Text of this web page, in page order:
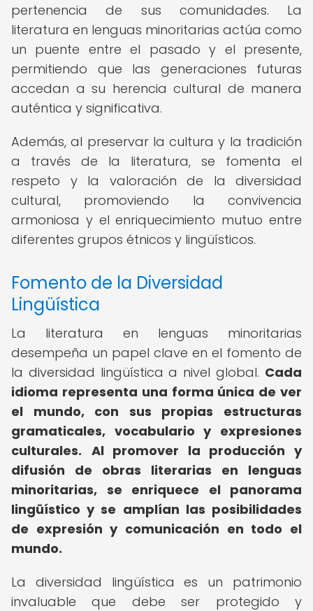
pertenencia de sus comunidades. La
literatura en lenguas minoritarias actúa como
un puente entre el pasado y el presente,
permitiendo que las generaciones futuras
accedan a su herencia cultural de manera
auténtica y significativa.
Además, al preservar la cultura y la tradición
a través de la literatura, se fomenta el
respeto y la valoración de la diversidad
cultural, promoviendo la convivencia
armoniosa y el enriquecimiento mutuo entre
diferentes grupos étnicos y lingüísticos.
Fomento de la Diversidad
Lingüística
La literatura en lenguas minoritarias
desempeña un papel clave en el fomento de
la diversidad lingüística a nivel global. Cada
idioma representa una forma única de ver
el mundo, con sus propias estructuras
gramaticales, vocabulario y expresiones
culturales. Al promover la producción y
difusión de obras literarias en lenguas
minoritarias, se enriquece el panorama
lingüístico y se amplían las posibilidades
de expresión y comunicación en todo el
mundo.
La diversidad lingüística es un patrimonio
invaluable que debe ser protegido y